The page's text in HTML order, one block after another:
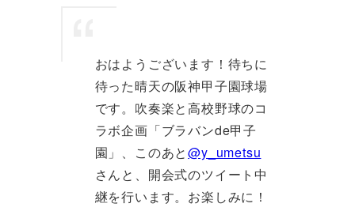
おはようございます！待ちに
待った晴天の阪神甲子園球場
です。吹奏楽と高校野球のコ
ラボ企画「ブラバンde甲子
園」、このあと@y_umetsu
さんと、開会式のツイート中
継を行います。お楽しみに！